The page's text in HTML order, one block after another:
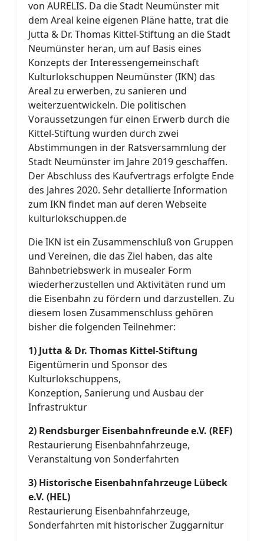
von AURELIS. Da die Stadt Neumünster mit
dem Areal keine eigenen Pläne hatte, trat die
Jutta & Dr. Thomas Kittel-Stiftung an die Stadt
Neumünster heran, um auf Basis eines
Konzepts der Interessengemeinschaft
Kulturlokschuppen Neumünster (IKN) das
Areal zu erwerben, zu sanieren und
weiterzuentwickeln. Die politischen
Voraussetzungen für einen Erwerb durch die
Kittel-Stiftung wurden durch zwei
Abstimmungen in der Ratsversammlung der
Stadt Neumünster im Jahre 2019 geschaffen.
Der Abschluss des Kaufvertrags erfolgte Ende
des Jahres 2020. Sehr detallierte Information
zum IKN findet man auf deren Webseite
kulturlokschuppen.de
Die IKN ist ein Zusammenschluß von Gruppen
und Vereinen, die das Ziel haben, das alte
Bahnbetriebswerk in musealer Form
wiederherzustellen und Aktivitäten rund um
die Eisenbahn zu fördern und darzustellen. Zu
diesem losen Zusammenschluss gehören
bisher die folgenden Teilnehmer:
1) Jutta & Dr. Thomas Kittel-Stiftung
Eigentümerin und Sponsor des
Kulturlokschuppens,
Konzeption, Sanierung und Ausbau der
Infrastruktur
2) Rendsburger Eisenbahnfreunde e.V. (REF)
Restaurierung Eisenbahnfahrzeuge,
Veranstaltung von Sonderfahrten
3) Historische Eisenbahnfahrzeuge Lübeck
e.V. (HEL)
Restaurierung Eisenbahnfahrzeuge,
Sonderfahrten mit historischer Zuggarnitur